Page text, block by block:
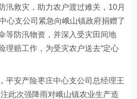
汛救灾，助力农户渡过难关， 10月
心支公司 紧急向峨山镇政府捐赠了
等防汛物资，并深入受灾田间地
理赔工作，为受灾农户送去“定心
平安产险枣庄中心支公司总经理王
此次强降雨对峨山镇农业生产造